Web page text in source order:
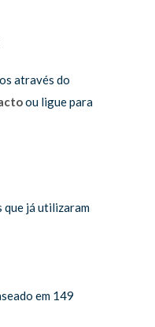
através do
ou ligue para
que já utilizaram
em 149